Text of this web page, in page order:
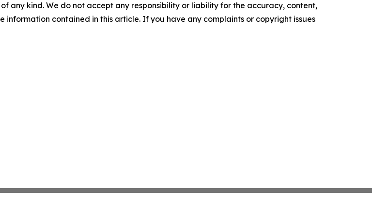
any kind. We do not accept any responsibility or liability for the accuracy, content,
information contained in this article. If you have any complaints or copyright issues